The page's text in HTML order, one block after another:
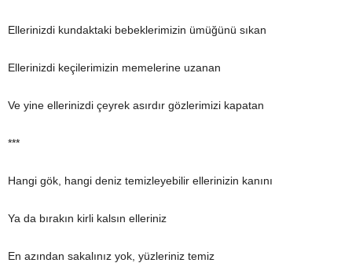
Ellerinizdi kundaktaki bebeklerimizin ümüğünü sıkan
Ellerinizdi keçilerimizin memelerine uzanan
Ve yine ellerinizdi çeyrek asırdır gözlerimizi kapatan
***
Hangi gök, hangi deniz temizleyebilir ellerinizin kanını
Ya da bırakın kirli kalsın elleriniz
En azından sakalınız yok, yüzleriniz temiz